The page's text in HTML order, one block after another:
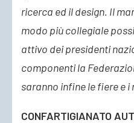
ricerca ed il design. Il
modo più collegiale
attivo dei presidenti
componenti la
saranno infine le fiere e i
CONFARTIGIANATO